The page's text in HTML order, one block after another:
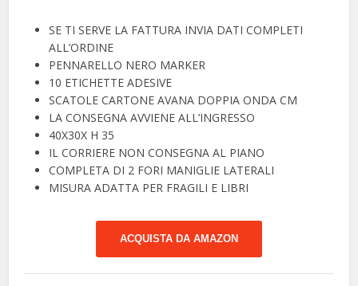
SE TI SERVE LA FATTURA INVIA DATI COMPLETI
ALL’ORDINE
PENNARELLO NERO MARKER
10 ETICHETTE ADESIVE
SCATOLE CARTONE AVANA DOPPIA ONDA CM
LA CONSEGNA AVVIENE ALL’INGRESSO
40X30X H 35
IL CORRIERE NON CONSEGNA AL PIANO
COMPLETA DI 2 FORI MANIGLIE LATERALI
MISURA ADATTA PER FRAGILI E LIBRI
ACQUISTA DA AMAZON